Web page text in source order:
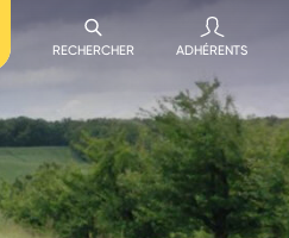
RECHERCHER ADHÉRENTS